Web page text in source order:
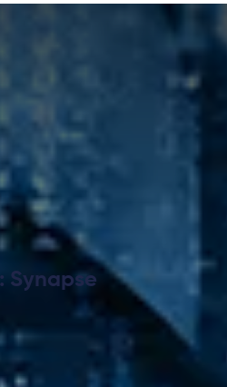
Synapse